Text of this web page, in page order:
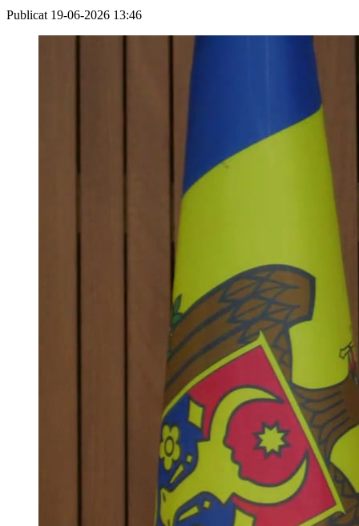
Publicat 19-06-2026 13:46